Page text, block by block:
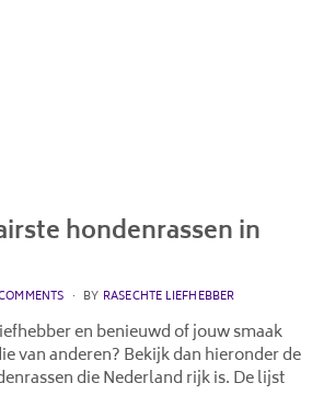
hondenrassen in
BY RASECHTE LIEFHEBBER
en benieuwd of jouw smaak
van anderen? Bekijk dan hieronder de
die Nederland rijk is. De lijst